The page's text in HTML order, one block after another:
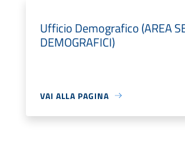
Ufficio Demografico (AREA
DEMOGRAFICI)
VAI ALLA PAGINA